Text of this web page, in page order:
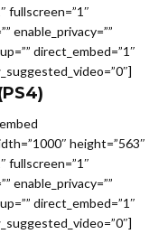
fullscreen=”1″
enable_privacy=””
direct_embed=”1″
height=”563″
fullscreen=”1″
enable_privacy=””
direct_embed=”1″